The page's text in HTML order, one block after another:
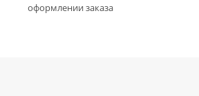
оформлении заказа